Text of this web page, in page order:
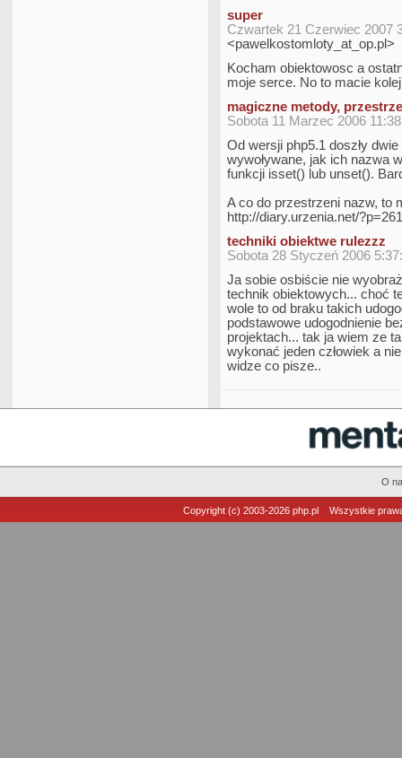
super
Czwartek 21 Czerwiec 2007
<pawelkostomloty_at_op.pl>
Kocham obiektowosc a
moje serce. No to macie
magiczne metody,
Sobota 11 Marzec 2006
Od wersji php5.1 doszły
wywoływane, jak ich nazwa
funkcji isset() lub unset().
A co do przestrzeni nazw, to
http://diary.urzenia.net/?p=261
techniki obiektwe rulezzz
Sobota 28 Styczeń 2006
Ja sobie osbiście nie
technik obiektowych... choć
wole to od braku takich
podstawowe udogodnienie
projektach... tak ja wiem ze
wykonać jeden człowiek a
widze co pisze..
O
Copyright (c) 2003-2026 php.plWszystkie